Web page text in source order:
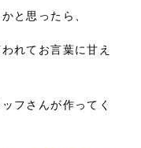
と思ったら、
れてお言葉に甘え
ッフさんが作ってく